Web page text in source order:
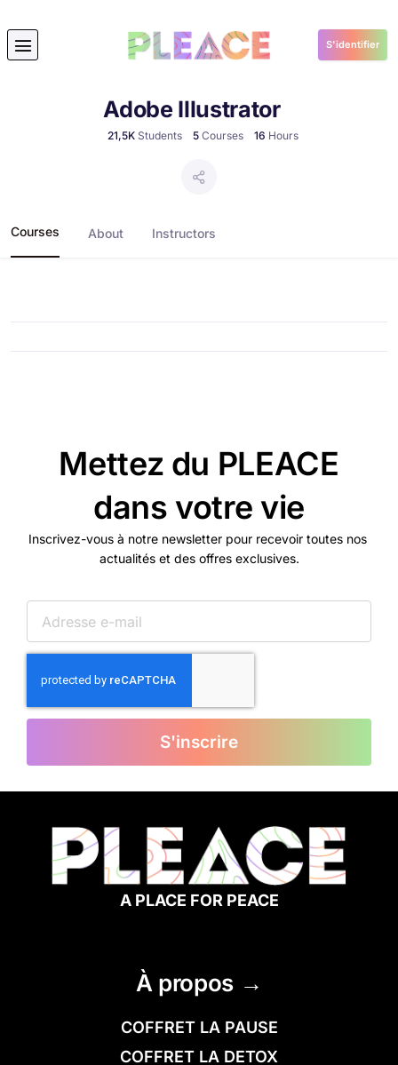
S'identifier
Adobe Illustrator
21,5KStudents 5Courses 16 Hours
Courses About Instructors
Mettez du PLEACE
dans votre vie
Inscrivez-vous à notre newsletter pour recevoir toutes nos
actualités et des offres exclusives.
S'inscrire
A PLACE FOR PEACE
À propos →
COFFRET LA PAUSE
COFFRET LA DETOX